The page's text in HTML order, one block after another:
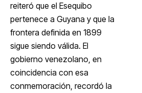
reiteró que el Esequibo
pertenece a Guyana y que la
frontera definida en 1899
sigue siendo válida. El
gobierno venezolano, en
coincidencia con esa
conmemoración, recordó la